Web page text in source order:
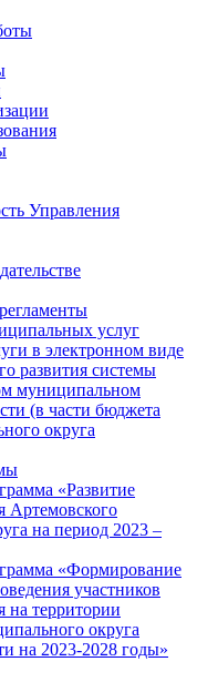
Управления
услуг
в электронном виде
развития системы
муниципальном
(в части бюджета
округа
«Развитие
Артемовского
на период 2023 –
«Формирование
участников
на территории
округа
на 2023-2028 годы»